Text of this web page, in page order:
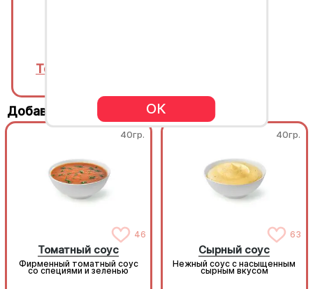
Томатный соус
Добавьте к своему заказу
40гр.
46
Томатный соус
Фирменный томатный соус
со специями и зеленью
40гр.
63
Сырный соус
Нежный соус с насыщенным
сырным вкусом
ОК